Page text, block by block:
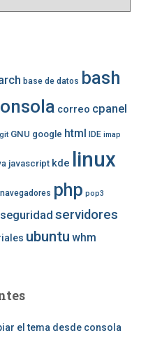
base de datos bash
correo cpanel
git GNU google html IDE imap
javascript kde linux
navegadores php pop3
seguridad servidores
ubuntu whm
el tema desde consola